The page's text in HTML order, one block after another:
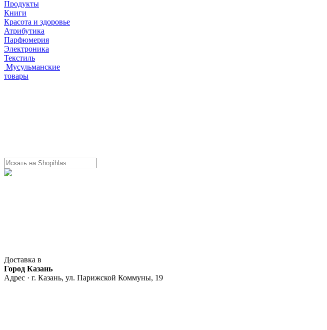
Продукты
Книги
Красота и здоровье
Атрибутика
Парфюмерия
Электроника
Текстиль
Мусульманские
товары
Доставка в
Город Казань
Адрес · г. Казань, ул. Парижской Коммуны, 19